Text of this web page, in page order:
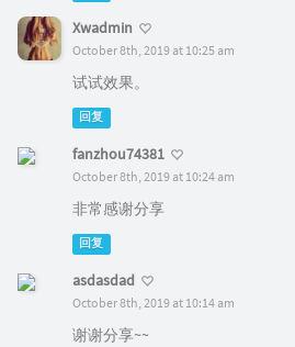
Xwadmin
October 8th, 2019 at 10:25 am
试试效果。
回复
fanzhou74381
October 8th, 2019 at 10:24 am
非常感谢分享
回复
asdasdad
October 8th, 2019 at 10:14 am
谢谢分享~~